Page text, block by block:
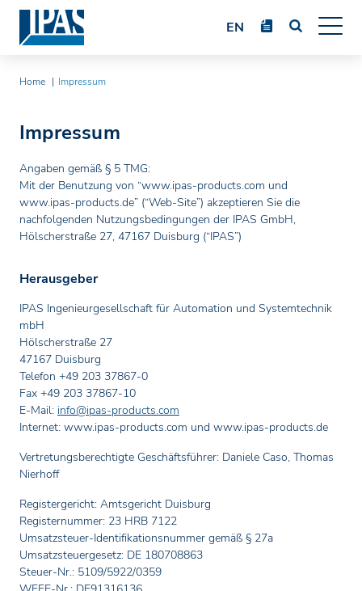
EN
Home Impressum
Impressum
Angaben gemäß § 5 TMG:
Mit der Benutzung von “www.ipas-products.com und
www.ipas-products.de” (“Web-Site”) akzeptieren Sie die
nachfolgenden Nutzungsbedingungen der IPAS GmbH,
Hölscherstraße 27, 47167 Duisburg (“IPAS”)
Herausgeber
IPAS Ingenieurgesellschaft für Automation und Systemtechnik
mbH
Hölscherstraße 27
47167 Duisburg
Telefon +49 203 37867-0
Fax +49 203 37867-10
E-Mail: info@ipas-products.com
Internet: www.ipas-products.com und www.ipas-products.de
Vertretungsberechtigte Geschäftsführer: Daniele Caso, Thomas
Nierhoff
Registergericht: Amtsgericht Duisburg
Registernummer: 23 HRB 7122
Umsatzsteuer-Identifikationsnummer gemäß § 27a
Umsatzsteuergesetz: DE 180708863
Steuer-Nr.: 5109/5922/0359
Produkte
Referenzen
Mediathek
Kontakt